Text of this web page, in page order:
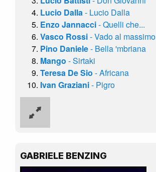
Lucio Dalla- Lucio Dalla
Enzo Jannacci- Quelli che...
Vasco Rossi- Vado al massimo
Pino Daniele- Bella 'mbriana
Mango - Sirtaki
Teresa De Sio - Africana
Ivan Graziani- Pigro
GABRIELE BENZING